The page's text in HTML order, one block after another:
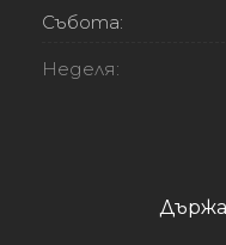
Събота:
Неделя: